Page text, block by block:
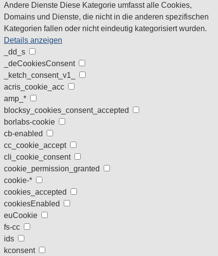
Andere Dienste Diese Kategorie umfasst alle Cookies,
Domains und Dienste, die nicht in die anderen spezifischen
Kategorien fallen oder nicht eindeutig kategorisiert wurden.
Details anzeigen
_dd_s
_deCookiesConsent
_ketch_consent_v1_
acris_cookie_acc
amp_*
blocksy_cookies_consent_accepted
borlabs-cookie
cb-enabled
cc_cookie_accept
cli_cookie_consent
cookie_permission_granted
cookie-*
cookies_accepted
cookiesEnabled
euCookie
fs-cc
ids
kconsent